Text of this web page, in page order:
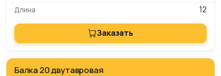
12
Заказать
Балка 20 двутавровая